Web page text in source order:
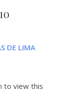
DE LIMA
to view this